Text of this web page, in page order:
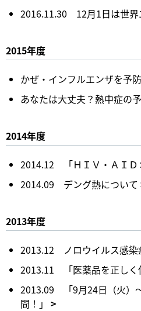
2016.11.30 12月1日は世界
2015年度
かぜ・インフルエンザを予
あなたは大丈夫？熱中症の
2014年度
2014.12 「ＨＩＶ・ＡＩＤ
2014.09 デング熱について
2013年度
2013.12 ノロウイルス感染
2013.11 「医薬品を正しく
2013.09 「9月24日（火）
間！」